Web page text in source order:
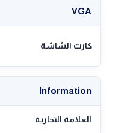
VGA
كارت الشاشة
Information
العلامة التجارية